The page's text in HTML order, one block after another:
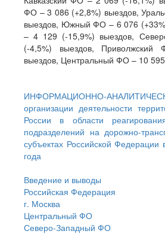
ФО – 3 086 (+2,8%) выездов,
выездов, Южный ФО – 6 076
– 4 129 (-15,9%) выездов,
(-4,5%) выездов,
выездов, Центральный ФО – 10
ИНФОРМАЦИОННО-
организации деятельности
России в области
подразделений на дорожно-
субъектах Российской
года
Введение и выводы
Российская Федерация
г. Москва
Центральный ФО
Северо-Западный ФО